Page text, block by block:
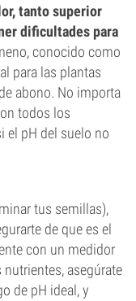
tanto superior
dificultades para
conocido como
para las plantas
abono. No importa
todos los
el pH del suelo no
tus semillas),
de que es el
con un medidor
asegúrate
de pH ideal, y